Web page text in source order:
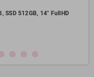
SSD 512GB, 14" FullHD